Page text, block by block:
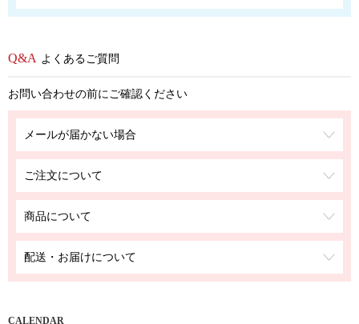
よくあるご質問
お問い合わせの前にご確認ください
メールが届かない場合
ご注文について
商品について
配送・お届けについて